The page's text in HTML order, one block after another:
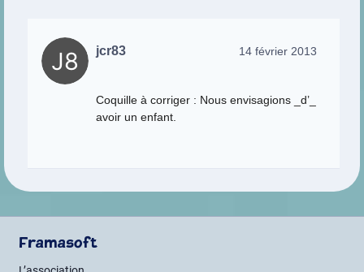
jcr83 14 février 2013
Coquille à corriger : Nous envisagions _d’_
avoir un enfant.
Framasoft